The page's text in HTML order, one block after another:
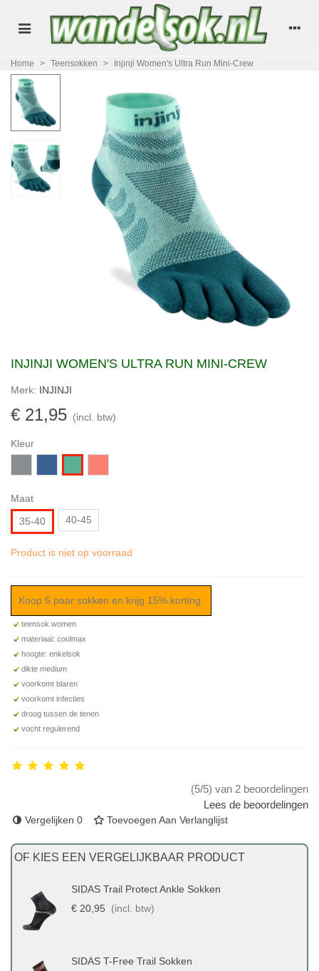
Home > Teensokken > Injinji Women's Ultra Run Mini-Crew
INJINJI WOMEN'S ULTRA RUN MINI-CREW
Merk: INJINJI
€ 21,95 (incl. btw)
Kleur
blauw/Groen
groen
Maat
35-40
40-45
Product is niet op voorraad
Koop 5 paar sokken en krijg 15% korting.
teensok women
materiaal: coolmax
hoogte: enkelsok
dikte medium
voorkomt blaren
voorkomt infecties
droog tussen de tenen
vocht regulerend
(5/5) van 2 beoordelingen
Lees de beoordelingen
Vergelijken 0 Toevoegen Aan Verlanglijst
OF KIES EEN VERGELIJKBAAR PRODUCT
SIDAS Trail Protect Ankle Sokken
€ 20,95
(incl. btw)
SIDAS T-Free Trail Sokken